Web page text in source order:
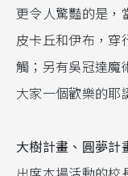
更令人驚豔的是，
皮卡丘和伊布，穿
觸；另有吳冠達魔
大家一個歡樂的耶
大樹計畫、圓夢計